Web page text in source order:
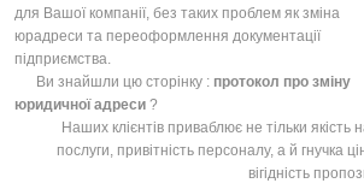
для Вашої компанії, без таких проблем як зміна
юрадреси та переоформлення документації
підприємства.
Ви знайшли цю сторінку : протокол про зміну
юридичної адреси ?
Наших клієнтів приваблює не тільки якість
послуги, привітність персоналу, а й гнучка
вігідність